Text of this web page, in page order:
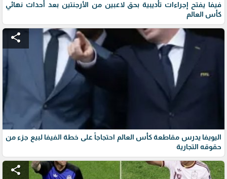
فيفا يفتح إجراءات تأديبية بحق لاعبين من الأرجنتين بعد أحداث نهائي
كأس العالم
share
اليويفا يدرس مقاطعة كأس العالم احتجاجاً على خطة الفيفا لبيع جزء من
حقوقه التجارية
share